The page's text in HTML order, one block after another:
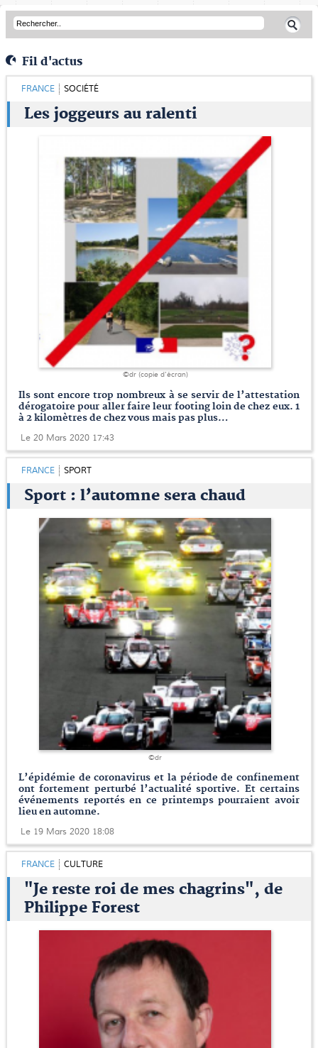
Fil d'actus
FRANCE SOCIÉTÉ
Les joggeurs au ralenti
©dr (copie d'écran)
Ils sont encore trop nombreux à se servir de l’attestation
dérogatoire pour aller faire leur footing loin de chez eux. 1
à 2 kilomètres de chez vous mais pas plus…
Le 20 Mars 2020 17:43
FRANCE SPORT
Sport : l’automne sera chaud
©dr
L’épidémie de coronavirus et la période de confinement
ont fortement perturbé l’actualité sportive. Et certains
événements reportés en ce printemps pourraient avoir
lieu en automne.
Le 19 Mars 2020 18:08
FRANCE CULTURE
"Je reste roi de mes chagrins", de
Philippe Forest